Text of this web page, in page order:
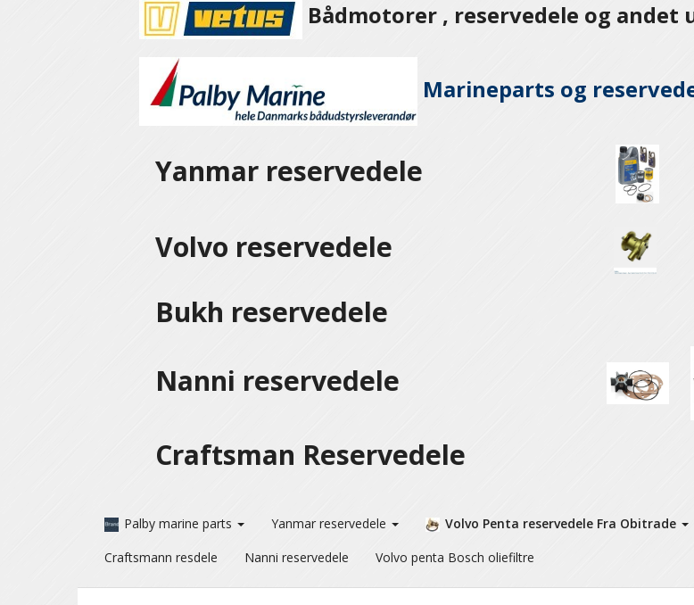
Bådmotorer , reservedele og andet
Marineparts og
Yanmar reservedele
Volvo reservedele
Bukh reservedele
Nanni reservedele
Craftsman Reservedele
Palby marine parts Yanmar reservedele Volvo Penta reservedele Fra Obitrade
Craftsmann resdele
Nanni reservedele Volvo penta Bosch oliefiltre